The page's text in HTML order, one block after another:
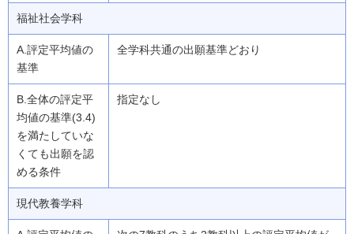
福祉社会学科
全学科共通の出願基準どおり
指定なし
現代教養学科